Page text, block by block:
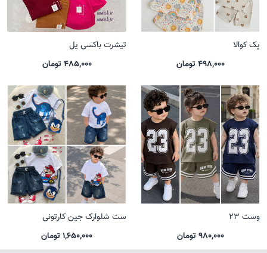
پک کوالا
498,000 تومان
تیشرت باکسی یل
485,000 تومان
وست 23
980,000 تومان
ست شلوارک جین کارتونی
1,650,000 تومان